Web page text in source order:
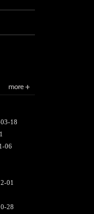
18
06
01
28